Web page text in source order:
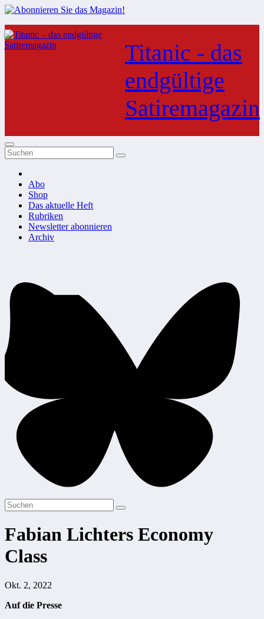
Zum
Inhalt
springen
Titanic - das
endgültige
Satiremagazin
Abo
Shop
Das aktuelle Heft
Rubriken
Newsletter abonnieren
Archiv
Fabian Lichters Economy
Class
Okt. 2, 2022
Auf die Presse